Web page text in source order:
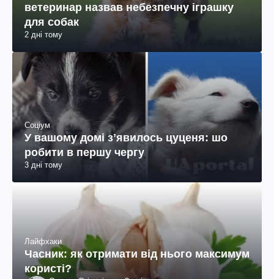
ветеринар назвав небезпечну іграшку
для собак
2 дні тому
Соціум
У вашому домі зʼявилось цуценя: шо
робити в першу чергу
3 дні тому
Лайфхаки
Часник: як отримати від нього максимум
користі?